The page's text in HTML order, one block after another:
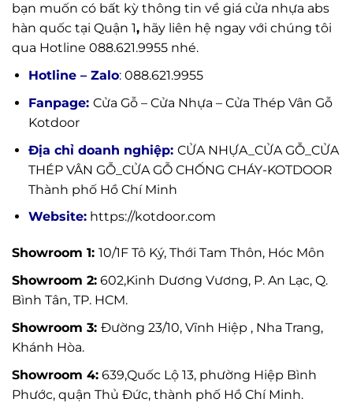
bạn muốn có bất kỳ thông tin về giá cửa nhựa abs
hàn quốc tại Quận 1, hãy liên hệ ngay với chúng tôi
qua Hotline 088.621.9955 nhé.
Hotline – Zalo:088.621.9955
Fanpage: Cửa Gỗ – Cửa Nhựa – Cửa Thép Vân Gỗ
Kotdoor
Địa chỉ doanh nghiệp: CỬA NHỰA_CỬA GỖ_CỬA
THÉP VÂN GỖ_CỬA GỖ CHỐNG CHÁY-KOTDOOR
Thành phố Hồ Chí Minh
Website: https://kotdoor.com
Showroom 1: 10/1F Tô Ký, Thới Tam Thôn, Hóc Môn
Showroom 2: 602,Kinh Dương Vương, P. An Lạc, Q.
Bình Tân, TP. HCM.
Showroom 3: Đường 23/10, Vĩnh Hiệp , Nha Trang,
Khánh Hòa.
Showroom 4: 639,Quốc Lộ 13, phường Hiệp Bình
Phước, quận Thủ Đức, thành phố Hồ Chí Minh.